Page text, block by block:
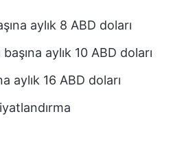
aylık 8 ABD doları
başına aylık 10 ABD doları
aylık 16 ABD doları